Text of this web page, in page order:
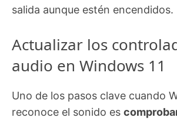
salida aunque estén encendidos.
Actualizar los
audio en Windows 11
Uno de los pasos clave cuando
reconoce el sonido es